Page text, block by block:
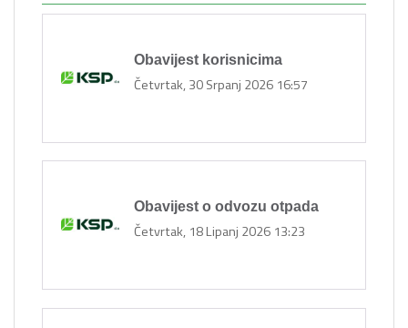
Obavijest korisnicima
Četvrtak, 30 Srpanj 2026 16:57
Obavijest o odvozu otpada
Četvrtak, 18 Lipanj 2026 13:23